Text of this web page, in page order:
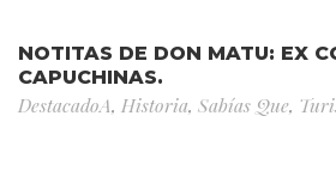
NOTITAS DE DON MATU: EX
CAPUCHINAS.
DestacadoA, Historia, Sabías Que,